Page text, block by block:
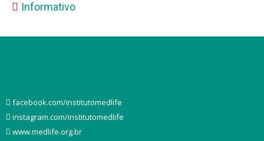
Informativo
facebook.com/institutomedlife
instagram.com/institutomedlife
www.medlife.org.br